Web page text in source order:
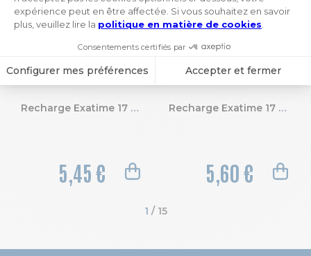
Recharge Exatime 17 - Quadrillé 5x5
5,45 €
Recharge Exatime 17 - Pochettes cartes de visite
5,60 €
1 / 15